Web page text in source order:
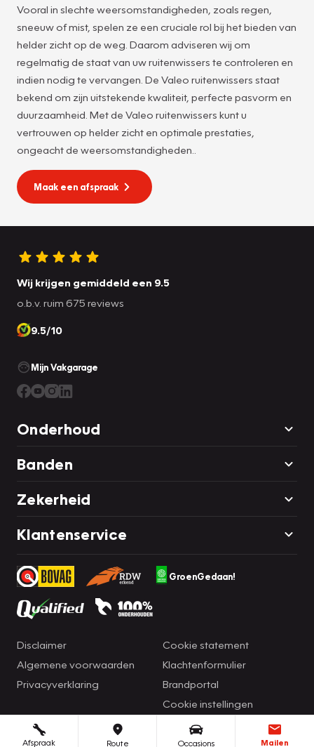
Vooral in slechte weersomstandigheden, zoals regen,
sneeuw of mist, spelen ze een cruciale rol bij het bieden van
helder zicht op de weg. Daarom adviseren wij om
regelmatig de staat van uw ruitenwissers te controleren en
indien nodig te vervangen. De Valeo ruitenwissers staat
bekend om zijn uitstekende kwaliteit, perfecte pasvorm en
duurzaamheid. Met de Valeo ruitenwissers kunt u
vertrouwen op helder zicht en optimale prestaties,
ongeacht de weersomstandigheden..
Maak een afspraak
Afspraak Route Occasions Mailen
Wij krijgen gemiddeld een 9.5
o.b.v. ruim 675 reviews
9.5/10
Mijn Vakgarage
Onderhoud
Banden
Zekerheid
Klantenservice
GroenGedaan!
Disclaimer
Algemene voorwaarden
Privacyverklaring
Cookie statement
Klachtenformulier
Brandportal
Cookie instellingen